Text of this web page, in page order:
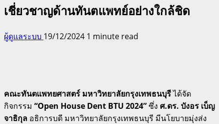
เชี่ยวชาญด้านทันตแพทย์อย่างใกล้ชิด
ผู้ดูแลระบบ 19/12/2024 1 minute read
คณะทันตแพทยศาสตร์ มหาวิทยาลัยกรุงเทพธนบุรีได้จัด
กิจกรรม “Open House Dent BTU 2024”ซึ่ง ศ.ดร. บังอร เบ็ญ
จาธิกุล อธิการบดี มหาวิทยาลัยกรุงเทพธนบุรี มีนโยบายมุ่งส่ง